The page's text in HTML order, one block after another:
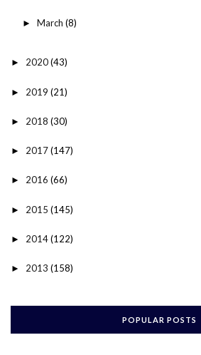
► March (8)
► 2020(43)
► 2019 (21)
► 2018 (30)
► 2017(147)
► 2016 (66)
► 2015 (145)
► 2014(122)
► 2013 (158)
POPULAR POSTS